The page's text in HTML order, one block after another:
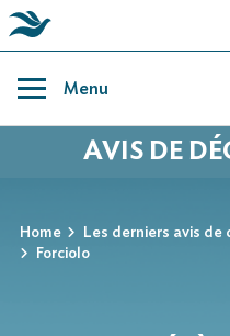
content
Menu
AVIS DE
Home Les derniers avis de
Forciolo